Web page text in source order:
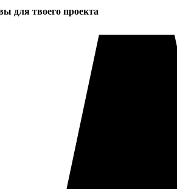
для твоего проекта